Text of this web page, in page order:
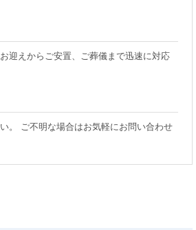
迎えからご安置、ご葬儀まで迅速に対応
。 ご不明な場合はお気軽にお問い合わせ